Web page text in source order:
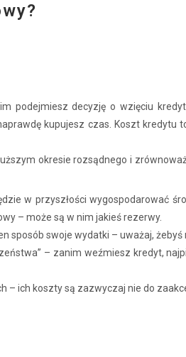
podejmiesz decyzję o wzięciu
kupujesz czas. Koszt kredytu
okresie rozsądnego i
w przyszłości wygospodarować
– może są w nim jakieś rezerwy.
swoje wydatki – uważaj, żebyś
– zanim weźmiesz kredyt,
– ich koszty są zazwyczaj nie do